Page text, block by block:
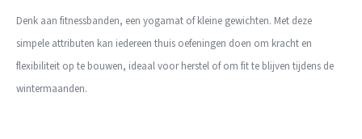
Denk aan fitnessbanden, een yogamat of kleine gewichten. Met deze
simpele attributen kan iedereen thuis oefeningen doen om kracht en
flexibiliteit op te bouwen, ideaal voor herstel of om fit te blijven tijdens de
wintermaanden.